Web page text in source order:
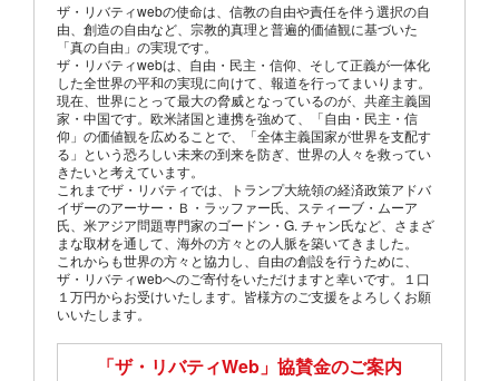
ザ・リバティwebの使命は、信教の自由や責任を伴う選択の自
由、創造の自由など、宗教的真理と普遍的価値観に基づいた
「真の自由」の実現です。
ザ・リバティwebは、自由・民主・信仰、そして正義が一体化
した全世界の平和の実現に向けて、報道を行ってまいります。
現在、世界にとって最大の脅威となっているのが、共産主義国
家・中国です。欧米諸国と連携を強めて、「自由・民主・信
仰」の価値観を広めることで、「全体主義国家が世界を支配す
る」という恐ろしい未来の到来を防ぎ、世界の人々を救ってい
きたいと考えています。
これまでザ・リバティでは、トランプ大統領の経済政策アドバ
イザーのアーサー・Ｂ・ラッファー氏、スティーブ・ムーア
氏、米アジア問題専門家のゴードン・G. チャン氏など、さまざ
まな取材を通して、海外の方々との人脈を築いてきました。
これからも世界の方々と協力し、自由の創設を行うために、
ザ・リバティwebへのご寄付をいただけますと幸いです。１口
１万円からお受けいたします。皆様方のご支援をよろしくお願
いいたします。
「ザ・リバティWeb」 協賛金のご案内